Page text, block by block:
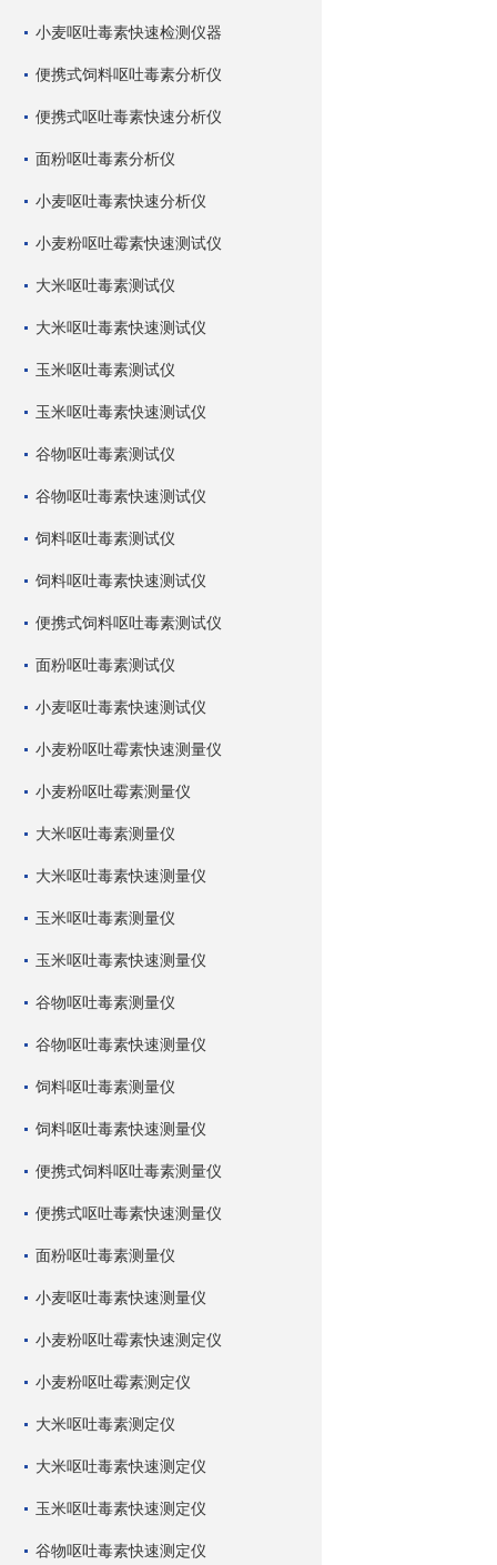
小麦呕吐毒素快速检测仪器
便携式饲料呕吐毒素分析仪
便携式呕吐毒素快速分析仪
面粉呕吐毒素分析仪
小麦呕吐毒素快速分析仪
小麦粉呕吐霉素快速测试仪
大米呕吐毒素测试仪
大米呕吐毒素快速测试仪
玉米呕吐毒素测试仪
玉米呕吐毒素快速测试仪
谷物呕吐毒素测试仪
谷物呕吐毒素快速测试仪
饲料呕吐毒素测试仪
饲料呕吐毒素快速测试仪
便携式饲料呕吐毒素测试仪
面粉呕吐毒素测试仪
小麦呕吐毒素快速测试仪
小麦粉呕吐霉素快速测量仪
小麦粉呕吐霉素测量仪
大米呕吐毒素测量仪
大米呕吐毒素快速测量仪
玉米呕吐毒素测量仪
玉米呕吐毒素快速测量仪
谷物呕吐毒素测量仪
谷物呕吐毒素快速测量仪
饲料呕吐毒素测量仪
饲料呕吐毒素快速测量仪
便携式饲料呕吐毒素测量仪
便携式呕吐毒素快速测量仪
面粉呕吐毒素测量仪
小麦呕吐毒素快速测量仪
小麦粉呕吐霉素快速测定仪
小麦粉呕吐霉素测定仪
大米呕吐毒素测定仪
大米呕吐毒素快速测定仪
玉米呕吐毒素快速测定仪
谷物呕吐毒素快速测定仪